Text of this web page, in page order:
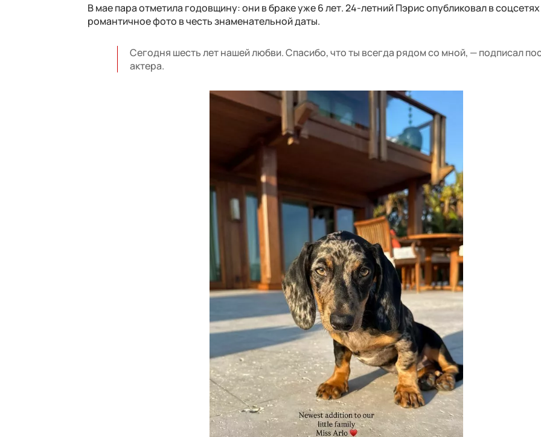
В мае пара отметила годовщину: они в браке уже 6 лет. 24-летний Пэрис опубликовал в соцсетях
романтичное фото в честь знаменательной даты.
Сегодня шесть лет нашей любви. Спасибо, что ты всегда рядом со мной, — подписал
актера.